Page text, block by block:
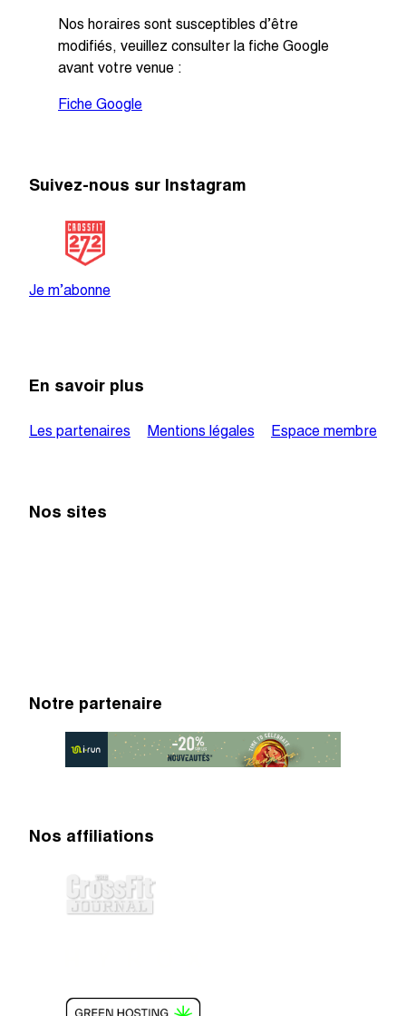
Nos horaires sont susceptibles d’être
modifiés, veuillez consulter la fiche Google
avant votre venue :
Fiche Google
Suivez-nous sur Instagram
Je m’abonne
En savoir plus
Les partenaires Mentions légales Espace membre
Nos sites
Notre partenaire
Nos affiliations